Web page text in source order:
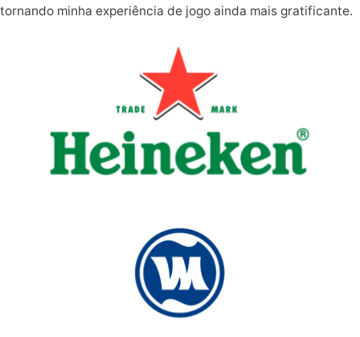
tornando minha experiência de jogo ainda mais gratificante.